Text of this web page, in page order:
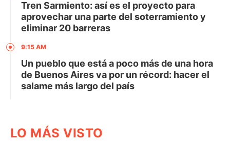
Tren Sarmiento: así es el proyecto para
aprovechar una parte del soterramiento y
eliminar 20 barreras
9:15 AM
Un pueblo que está a poco más de una hora
de Buenos Aires va por un récord: hacer el
salame más largo del país
LO MÁS VISTO